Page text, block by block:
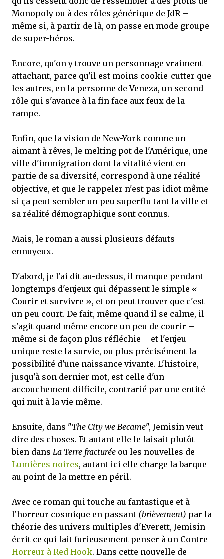
Monopoly ou à des rôles générique de JdR –
même si, à partir de là, on passe en mode groupe
de super-héros.
Encore, qu'on y trouve un personnage vraiment
attachant, parce qu'il est moins cookie-cutter que
les autres, en la personne de Veneza, un second
rôle qui s'avance à la fin face aux feux de la
rampe.
Enfin, que la vision de New-York comme un
aimant à rêves, le melting pot de l'Amérique, une
ville d'immigration dont la vitalité vient en
partie de sa diversité, correspond à une réalité
objective, et que le rappeler n'est pas idiot même
si ça peut sembler un peu superflu tant la ville et
sa réalité démographique sont connus.
Mais, le roman a aussi plusieurs défauts
ennuyeux.
D'abord, je l'ai dit au-dessus, il manque pendant
longtemps d'enjeux qui dépassent le simple «
Courir et survivre », et on peut trouver que c'est
un peu court. De fait, même quand il se calme, il
s'agit quand même encore un peu de courir –
même si de façon plus réfléchie – et l'enjeu
unique reste la survie, ou plus précisément la
possibilité d'une naissance vivante. L'histoire,
jusqu'à son dernier mot, est celle d'un
accouchement difficile, contrarié par une entité
qui nuit à la vie même.
Ensuite, dans "The City we Became", Jemisin veut
dire des choses. Et autant elle le faisait plutôt
bien dans La Terre fracturée ou les nouvelles de
Lumières noires, autant ici elle charge la barque
au point de la mettre en péril.
Avec ce roman qui touche au fantastique et à
l'horreur cosmique en passant (brièvement) par la
théorie des univers multiples d'Everett, Jemisin
écrit ce qui fait furieusement penser à un Contre
Horreur à Red Hook. Dans cette nouvelle de